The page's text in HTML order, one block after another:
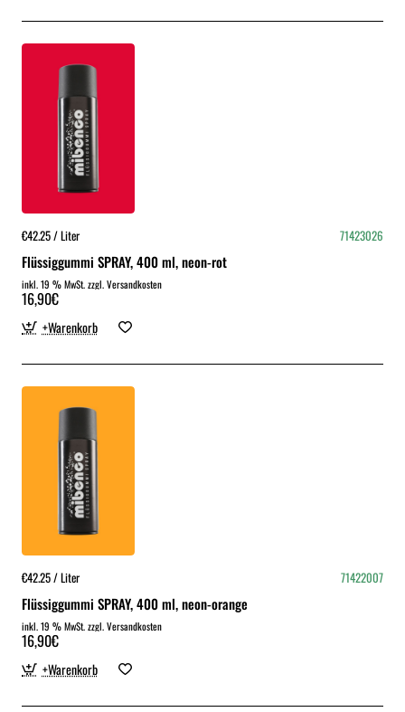
€42.25 / Liter 71423026
Flüssiggummi SPRAY, 400 ml, neon-rot
inkl. 19 % MwSt. zzgl. Versandkosten
16,90€
+Warenkorb
€42.25 / Liter 71422007
Flüssiggummi SPRAY, 400 ml, neon-orange
inkl. 19 % MwSt. zzgl. Versandkosten
16,90€
+Warenkorb